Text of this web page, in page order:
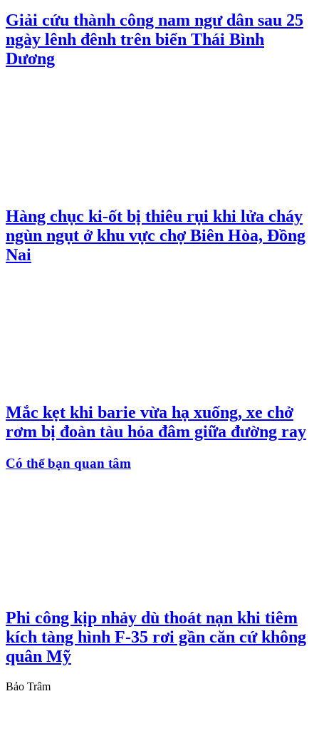
Giải cứu thành công nam ngư dân sau 25
ngày lênh đênh trên biển Thái Bình
Dương
Hàng chục ki-ốt bị thiêu rụi khi lửa cháy
ngùn ngụt ở khu vực chợ Biên Hòa, Đồng
Nai
Mắc kẹt khi barie vừa hạ xuống, xe chở
rơm bị đoàn tàu hỏa đâm giữa đường ray
Có thể bạn quan tâm
Phi công kịp nhảy dù thoát nạn khi tiêm
kích tàng hình F-35 rơi gần căn cứ không
quân Mỹ
Bảo Trâm